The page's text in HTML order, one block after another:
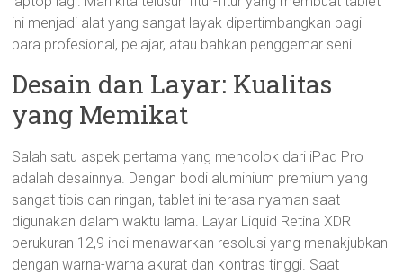
ini menjadi alat yang sangat layak dipertimbangkan bagi
para profesional, pelajar, atau bahkan penggemar seni.
Desain dan Layar: Kualitas
yang Memikat
Salah satu aspek pertama yang mencolok dari iPad Pro
adalah desainnya. Dengan bodi aluminium premium yang
sangat tipis dan ringan, tablet ini terasa nyaman saat
digunakan dalam waktu lama. Layar Liquid Retina XDR
berukuran 12,9 inci menawarkan resolusi yang menakjubkan
dengan warna-warna akurat dan kontras tinggi. Saat